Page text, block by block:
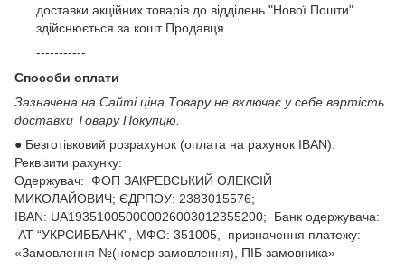
доставки акційних товарів до відділень "Нової Пошти"
здійснюється за кошт Продавця.
-----------
Способи оплати
Зазначена на Сайті ціна Товару не включає у себе вартість
доставки Товару Покупцю.
● Безготівковий розрахунок (оплата на рахунок IBAN).
Реквізити рахунку:
Одержувач: ФОП ЗАКРЕВСЬКИЙ ОЛЕКСІЙ
МИКОЛАЙОВИЧ; ЄДРПОУ: 2383015576;
ІВАN: UA193510050000026003012355200; Банк одержувача:
АТ “УКРСИББАНК”, МФО: 351005, призначення платежу:
«Замовлення №(номер замовлення), ПІБ замовника»